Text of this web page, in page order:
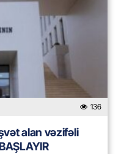
136
alan vəzifəli